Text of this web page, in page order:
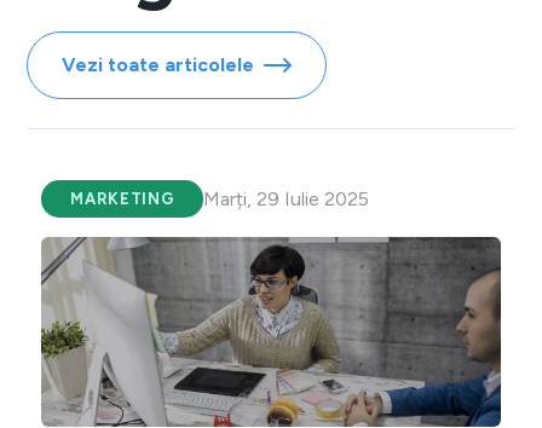
Vezi toate articolele
MARKETING Marți, 29 Iulie 2025